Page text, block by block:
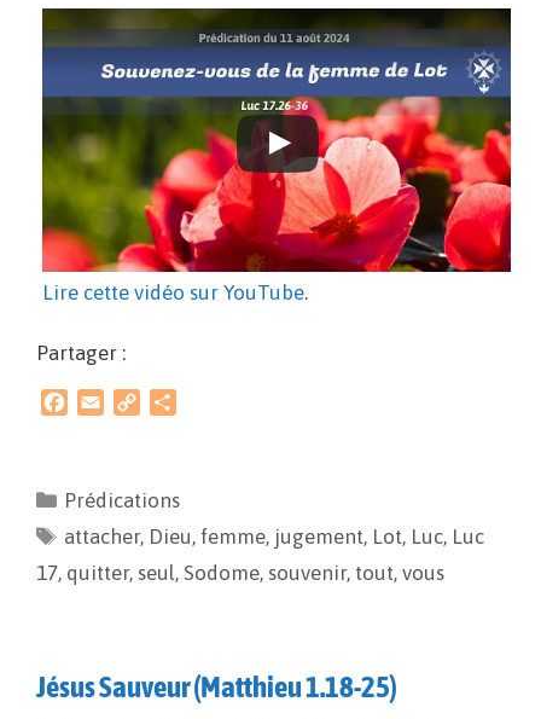
Lire cette vidéo sur YouTube.
Partager :
b
o
k
l
L
i
a
g
e
r
Prédications
attacher, Dieu, femme, jugement, Lot, Luc, Luc
17, quitter, seul, Sodome, souvenir, tout, vous
Jésus Sauveur (Matthieu 1.18-25)